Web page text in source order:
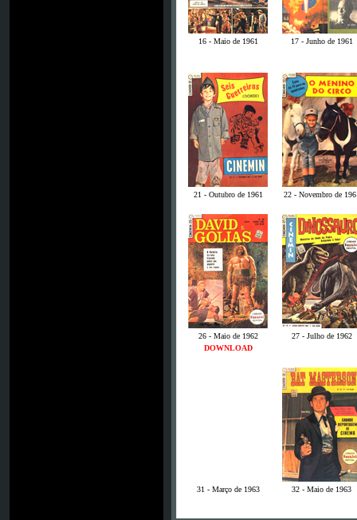
16 - Maio de 1961 17 - Junho de 1961
21 - Outubro de 1961 22 - Novembro de
26 - Maio de 1962
27 - Julho de 1962
DOWNLOAD
31 - Março de 1963 32 - Maio de 1963